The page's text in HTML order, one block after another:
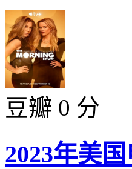
豆瓣 0 分
2023年美